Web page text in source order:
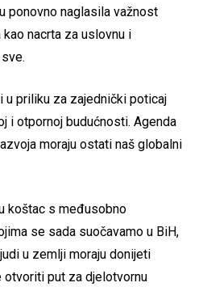
ponovno naglasila važnost
nacrta za uslovnu i
priliku za zajednički poticaj
i otpornoj budućnosti. Agenda
moraju ostati naš globalni
koštac s međusobno
se sada suočavamo u BiH,
u zemlji moraju donijeti
otvoriti put za djelotvornu